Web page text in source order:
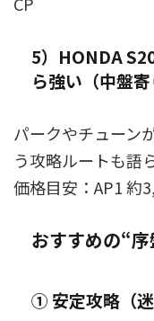
5）HONDA
ら強い（中盤寄
パークやチューン
う攻略ルートも語
価格目安：AP1 約
おすすめの“
① 安定攻略（迷